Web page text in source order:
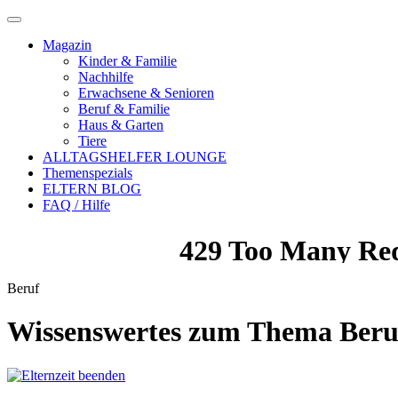
Magazin
Kinder & Familie
Nachhilfe
Erwachsene & Senioren
Beruf & Familie
Haus & Garten
Tiere
ALLTAGSHELFER LOUNGE
Themenspezials
ELTERN BLOG
FAQ / Hilfe
Beruf
Wissenswertes zum Thema